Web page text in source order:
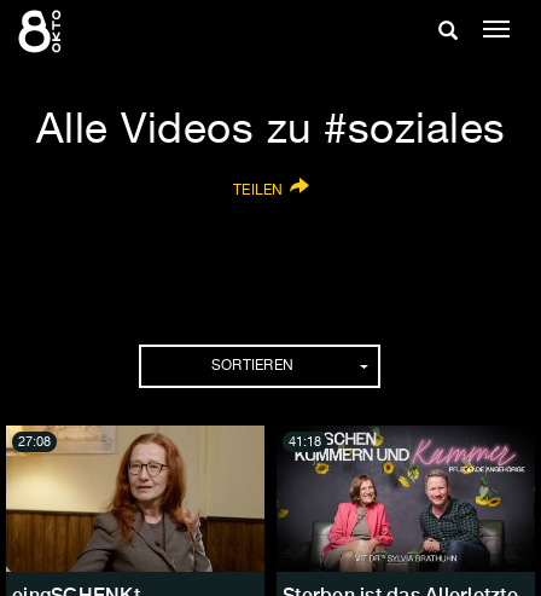
Zum
Inhalt
Suche
Alle Videos zu #soziales
TEILEN
SORTIEREN
27:08 41:18